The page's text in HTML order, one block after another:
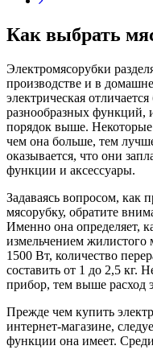
Как выбрать
Электромясорубки
производстве и в
электрическая
разнообразных функций,
порядок выше. Некоторые
чем она больше, тем
оказывается, что они
функции и аксессуары.
Задаваясь вопросом, как
мясорубку, обратите
Именно она определяет,
измельчением жилистого
1500 Вт, количество
составить от 1 до 2,5 кг.
прибор, тем выше расход
Прежде чем купить
интернет-магазине,
функции она имеет.